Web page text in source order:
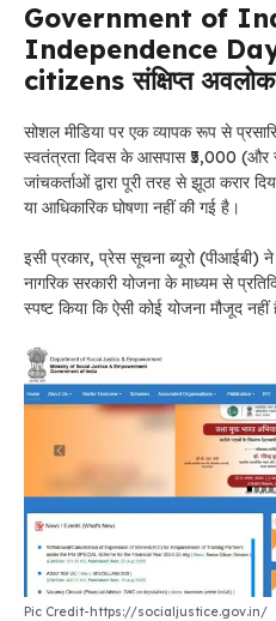
Government of
Independence
citizens संक्षिप्त
सोशल मीडिया पर एक व्यापक रूप से
स्वतंत्रता दिवस के आसपास ₹5,000 (और
जांचकर्ताओं द्वारा पूरी तरह से झूठा करार
या आधिकारिक घोषणा नहीं की गई है।
इसी प्रकार, प्रेस सूचना ब्यूरो (पीआईबी)
नागरिक सरकारी योजना के माध्यम से
स्पष्ट किया कि ऐसी कोई योजना मौजूद नहीं
Pic Credit-https://socialjustice.gov.in/